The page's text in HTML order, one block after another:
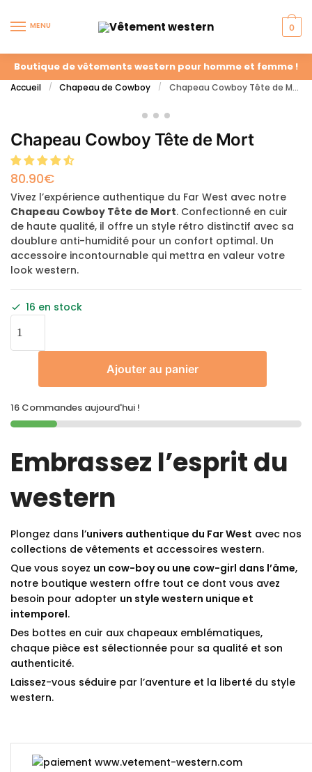
MENU 0
Boutique de vêtements western pour homme et femme !
Accueil / Chapeau de Cowboy / Chapeau Cowboy Tête de Mort
Chapeau Cowboy Tête de Mort
80.90€
Vivez l’expérience authentique du Far West avec notre
Chapeau Cowboy Tête de Mort. Confectionné en cuir
de haute qualité, il offre un style rétro distinctif avec sa
doublure anti-humidité pour un confort optimal. Un
accessoire incontournable qui mettra en valeur votre
look western.
16 en stock
Ajouter au panier
16 Commandes aujourd'hui !
Embrassez l’esprit du
western
Plongez dans l’univers authentique du Far West avec nos
collections de vêtements et accessoires western.
Que vous soyez un cow-boy ou une cow-girl dans l’âme,
notre boutique western offre tout ce dont vous avez
besoin pour adopter un style western unique et
intemporel.
Des bottes en cuir aux chapeaux emblématiques,
chaque pièce est sélectionnée pour sa qualité et son
authenticité.
Laissez-vous séduire par l’aventure et la liberté du style
western.